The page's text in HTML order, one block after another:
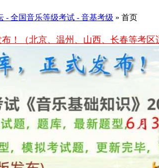
- 全国音乐等级考试 - 音基考级 » 首页
！（北京、温州、山西、长春等考区